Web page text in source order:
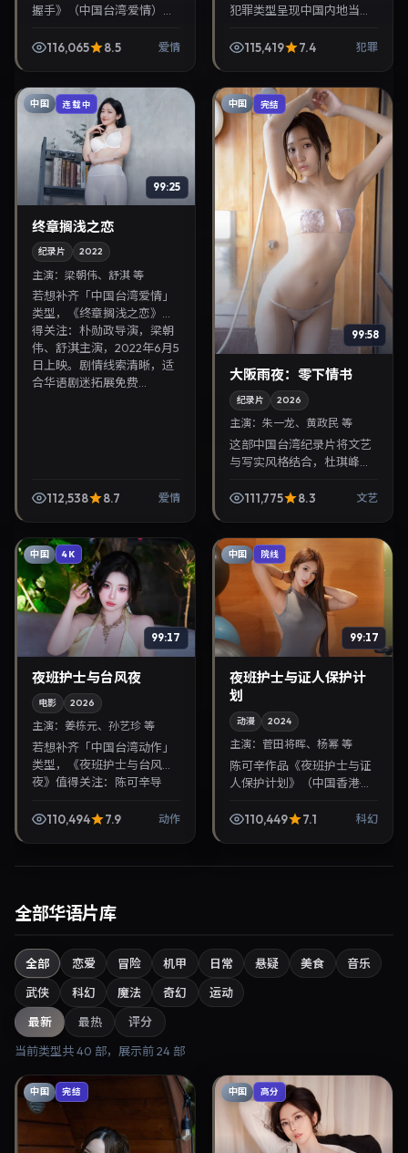
握手》（中国台湾·爱情）由
12月23日正式上映。影片叙
116,065 8.5 爱情
犯罪类型呈现中国内地当代
栋元、许光汉。2021年11月6
115,419 7.4 犯罪
中国 连载中
99:25
终章搁浅之恋
纪录片 2022
主演： 梁朝伟、舒淇 等
若想补齐「中国台湾爱情」
类型，《终章搁浅之恋》值
得关注：朴勋政导演，梁朝
伟、舒淇主演，2022年6月5
日上映。剧情线索清晰，适
合华语剧迷拓展免费...
112,538 8.7 爱情
中国 完结
99:58
大阪雨夜：零下情书
纪录片 2026
主演：朱一龙、黄政民 等
这部中国台湾纪录片将文艺
与写实风格结合，杜琪峰掌
角。2026年2月22日与观众
111,775 8.3 文艺
中国 4K
99:17
夜班护士与台风夜
电影 2026
主演： 姜栋元、孙艺珍 等
若想补齐「中国台湾动作」
类型，《夜班护士与台风
夜》值得关注：陈可辛导
2026年1月5日上映。剧情线
110,494 7.9 动作
中国 院线
99:17
夜班护士与证人保护计
划
动漫 2024
主演：菅田将晖、杨幂 等
陈可辛作品《夜班护士与证
人保护计划》（中国香港·科
衔，2024年10月24日正式
110,449 7.1 科幻
全部华语片库
全部 恋爱 冒险 机甲 日常 悬疑 美食
音乐
武侠
科幻 魔法 奇幻 运动
最新 最热 评分
当前类型共40 部，展示前24 部
中国 完结 中国 高分